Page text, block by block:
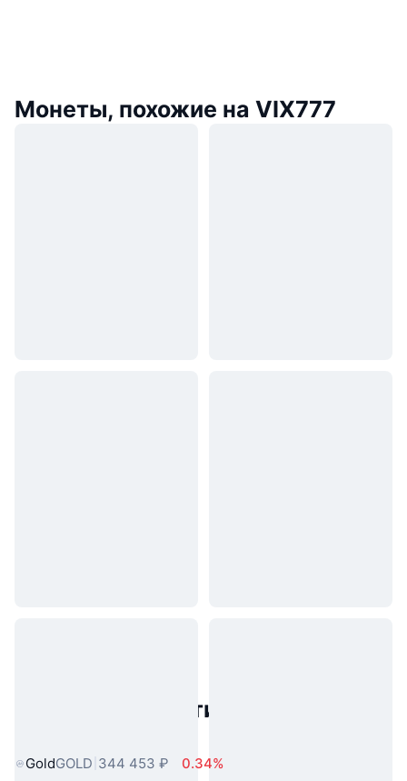
Монеты, похожие на VIX777
Популярные активы реального
GoldGOLD 344 453 ₽
0.34%